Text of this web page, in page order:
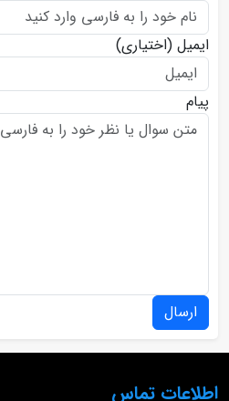
ایمیل (اختیاری)
پیام
ارسال
اطلاعات تماس